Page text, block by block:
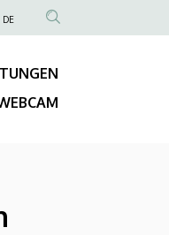
DE
TARTALOM
KERESÉSE